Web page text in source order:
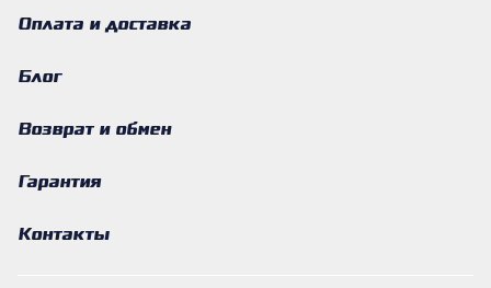
Оплата и доставка
Блог
Возврат и обмен
Гарантия
Контакты